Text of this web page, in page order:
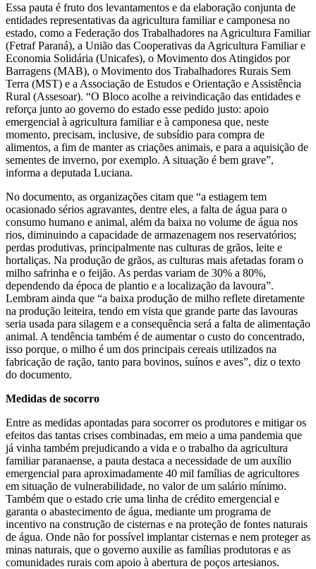
Essa pauta é fruto dos levantamentos e da elaboração conjunta de
entidades representativas da agricultura familiar e camponesa no
estado, como a Federação dos Trabalhadores na Agricultura Familiar
(Fetraf Paraná), a União das Cooperativas da Agricultura Familiar e
Economia Solidária (Unicafes), o Movimento dos Atingidos por
Barragens (MAB), o Movimento dos Trabalhadores Rurais Sem
Terra (MST) e a Associação de Estudos e Orientação e Assistência
Rural (Assesoar). “O Bloco acolhe a reivindicação das entidades e
reforça junto ao governo do estado esse pedido justo: apoio
emergencial à agricultura familiar e à camponesa que, neste
momento, precisam, inclusive, de subsídio para compra de
alimentos, a fim de manter as criações animais, e para a aquisição de
sementes de inverno, por exemplo. A situação é bem grave”,
informa a deputada Luciana.
No documento, as organizações citam que “a estiagem tem
ocasionado sérios agravantes, dentre eles, a falta de água para o
consumo humano e animal, além da baixa no volume de água nos
rios, diminuindo a capacidade de armazenagem nos reservatórios;
perdas produtivas, principalmente nas culturas de grãos, leite e
hortaliças. Na produção de grãos, as culturas mais afetadas foram o
milho safrinha e o feijão. As perdas variam de 30% a 80%,
dependendo da época de plantio e a localização da lavoura”.
Lembram ainda que “a baixa produção de milho reflete diretamente
na produção leiteira, tendo em vista que grande parte das lavouras
seria usada para silagem e a consequência será a falta de alimentação
animal. A tendência também é de aumentar o custo do concentrado,
isso porque, o milho é um dos principais cereais utilizados na
fabricação de ração, tanto para bovinos, suínos e aves”, diz o texto
do documento.
Medidas de socorro
Entre as medidas apontadas para socorrer os produtores e mitigar os
efeitos das tantas crises combinadas, em meio a uma pandemia que
já vinha também prejudicando a vida e o trabalho da agricultura
familiar paranaense, a pauta destaca a necessidade de um auxílio
emergencial para aproximadamente 40 mil famílias de agricultores
em situação de vulnerabilidade, no valor de um salário mínimo.
Também que o estado crie uma linha de crédito emergencial e
garanta o abastecimento de água, mediante um programa de
incentivo na construção de cisternas e na proteção de fontes naturais
de água. Onde não for possível implantar cisternas e nem proteger as
minas naturais, que o governo auxilie as famílias produtoras e as
comunidades rurais com apoio à abertura de poços artesianos.